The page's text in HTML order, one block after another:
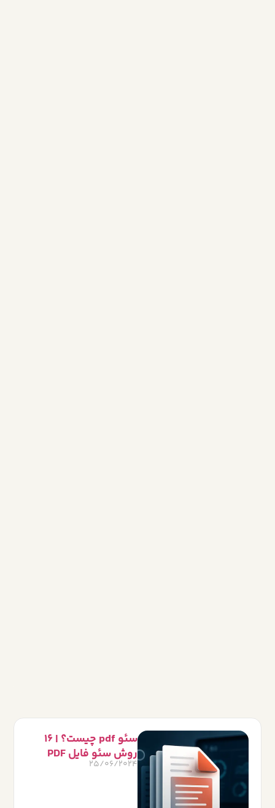
سئو pdf چیست؟ | 16
روش سئو فایل PDF
25/06/2024